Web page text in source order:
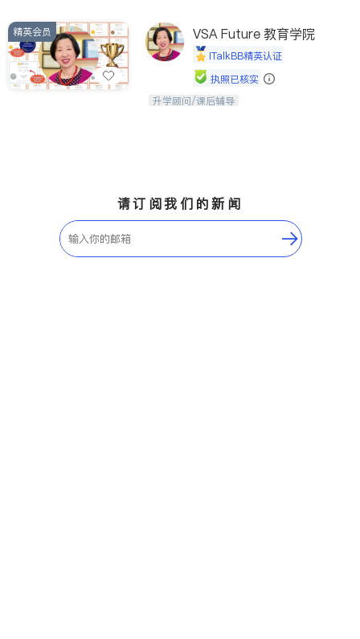
Santa Barbara & Monterey
精英会员 VSA Future 教育学院
iTalkBB精英认证
执照已核实
孩子美好的未来始于早期能力的培养，
升学顾问/课后辅导
请订阅我们的新闻